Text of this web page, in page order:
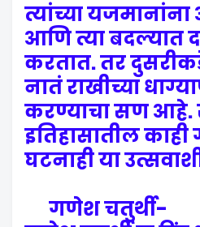
त्यांच्या यजमानांना
आणि त्या बदल्यात
करतात. तर
नातं राखीच्या
करण्याचा सण आहे.
इतिहासातील काही
घटनाही या
गणेश चतुर्थी-